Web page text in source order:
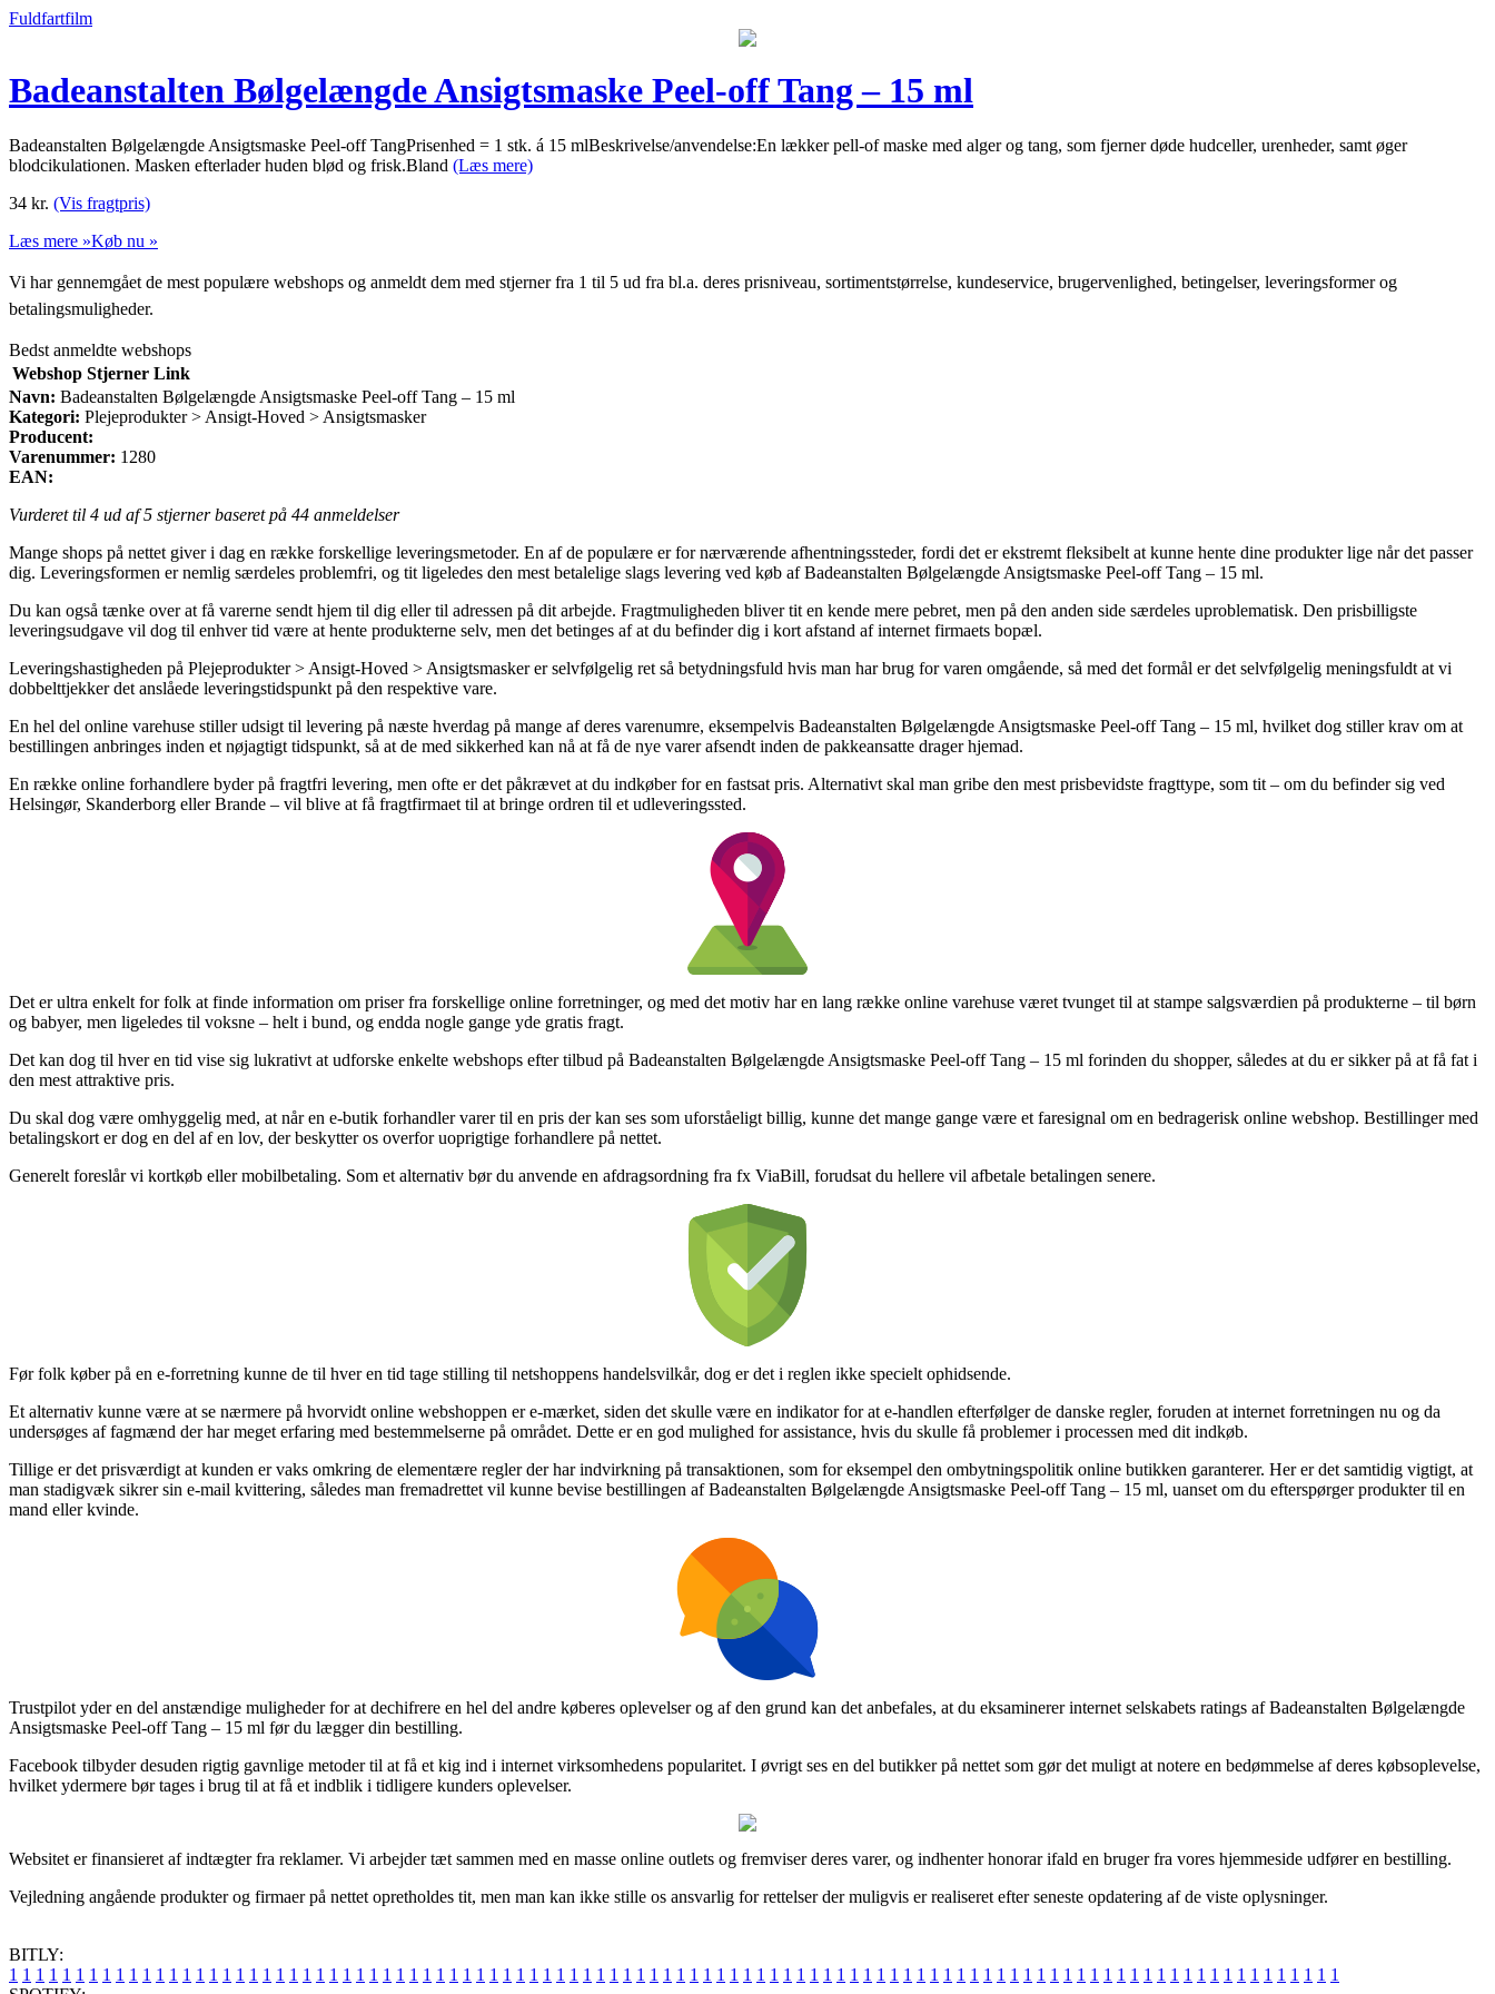
Fuldfartfilm
Badeanstalten Bølgelængde Ansigtsmaske Peel-off Tang – 15 ml
Badeanstalten Bølgelængde Ansigtsmaske Peel-off TangPrisenhed = 1 stk. á 15 mlBeskrivelse/anvendelse:En lækker pell-of maske med alger og tang, som fjerner døde hudceller, urenheder, samt øger
blodcikulationen. Masken efterlader huden blød og frisk.Bland (Læs mere)
34 kr. (Vis fragtpris)
Læs mere »Køb nu »
Vi har gennemgået de mest populære webshops og anmeldt dem med stjerner fra 1 til 5 ud fra bl.a. deres prisniveau, sortimentstørrelse, kundeservice, brugervenlighed, betingelser, leveringsformer og
betalingsmuligheder.
Bedst anmeldte webshops
Webshop Stjerner Link
Navn: Badeanstalten Bølgelængde Ansigtsmaske Peel-off Tang – 15 ml
Kategori: Plejeprodukter > Ansigt-Hoved > Ansigtsmasker
Producent:
Varenummer: 1280
EAN:
Vurderet til 4 ud af 5 stjerner baseret på 44 anmeldelser
Mange shops på nettet giver i dag en række forskellige leveringsmetoder. En af de populære er for nærværende afhentningssteder, fordi det er ekstremt fleksibelt at kunne hente dine produkter lige når det passer
dig. Leveringsformen er nemlig særdeles problemfri, og tit ligeledes den mest betalelige slags levering ved køb af Badeanstalten Bølgelængde Ansigtsmaske Peel-off Tang – 15 ml.
Du kan også tænke over at få varerne sendt hjem til dig eller til adressen på dit arbejde. Fragtmuligheden bliver tit en kende mere pebret, men på den anden side særdeles uproblematisk. Den prisbilligste
leveringsudgave vil dog til enhver tid være at hente produkterne selv, men det betinges af at du befinder dig i kort afstand af internet firmaets bopæl.
Leveringshastigheden på Plejeprodukter > Ansigt-Hoved > Ansigtsmasker er selvfølgelig ret så betydningsfuld hvis man har brug for varen omgående, så med det formål er det selvfølgelig meningsfuldt at vi
dobbelttjekker det anslåede leveringstidspunkt på den respektive vare.
En hel del online varehuse stiller udsigt til levering på næste hverdag på mange af deres varenumre, eksempelvis Badeanstalten Bølgelængde Ansigtsmaske Peel-off Tang – 15 ml, hvilket dog stiller krav om at
bestillingen anbringes inden et nøjagtigt tidspunkt, så at de med sikkerhed kan nå at få de nye varer afsendt inden de pakkeansatte drager hjemad.
En række online forhandlere byder på fragtfri levering, men ofte er det påkrævet at du indkøber for en fastsat pris. Alternativt skal man gribe den mest prisbevidste fragttype, som tit – om du befinder sig ved
Helsingør, Skanderborg eller Brande – vil blive at få fragtfirmaet til at bringe ordren til et udleveringssted.
Det er ultra enkelt for folk at finde information om priser fra forskellige online forretninger, og med det motiv har en lang række online varehuse været tvunget til at stampe salgsværdien på produkterne – til børn
og babyer, men ligeledes til voksne – helt i bund, og endda nogle gange yde gratis fragt.
Det kan dog til hver en tid vise sig lukrativt at udforske enkelte webshops efter tilbud på Badeanstalten Bølgelængde Ansigtsmaske Peel-off Tang – 15 ml forinden du shopper, således at du er sikker på at få fat i
den mest attraktive pris.
Du skal dog være omhyggelig med, at når en e-butik forhandler varer til en pris der kan ses som uforståeligt billig, kunne det mange gange være et faresignal om en bedragerisk online webshop. Bestillinger med
betalingskort er dog en del af en lov, der beskytter os overfor uoprigtige forhandlere på nettet.
Generelt foreslår vi kortkøb eller mobilbetaling. Som et alternativ bør du anvende en afdragsordning fra fx ViaBill, forudsat du hellere vil afbetale betalingen senere.
Før folk køber på en e-forretning kunne de til hver en tid tage stilling til netshoppens handelsvilkår, dog er det i reglen ikke specielt ophidsende.
Et alternativ kunne være at se nærmere på hvorvidt online webshoppen er e-mærket, siden det skulle være en indikator for at e-handlen efterfølger de danske regler, foruden at internet forretningen nu og da
undersøges af fagmænd der har meget erfaring med bestemmelserne på området. Dette er en god mulighed for assistance, hvis du skulle få problemer i processen med dit indkøb.
Tillige er det prisværdigt at kunden er vaks omkring de elementære regler der har indvirkning på transaktionen, som for eksempel den ombytningspolitik online butikken garanterer. Her er det samtidig vigtigt, at
man stadigvæk sikrer sin e-mail kvittering, således man fremadrettet vil kunne bevise bestillingen af Badeanstalten Bølgelængde Ansigtsmaske Peel-off Tang – 15 ml, uanset om du efterspørger produkter til en
mand eller kvinde.
Trustpilot yder en del anstændige muligheder for at dechifrere en hel del andre køberes oplevelser og af den grund kan det anbefales, at du eksaminerer internet selskabets ratings af Badeanstalten Bølgelængde
Ansigtsmaske Peel-off Tang – 15 ml før du lægger din bestilling.
Facebook tilbyder desuden rigtig gavnlige metoder til at få et kig ind i internet virksomhedens popularitet. I øvrigt ses en del butikker på nettet som gør det muligt at notere en bedømmelse af deres købsoplevelse,
hvilket ydermere bør tages i brug til at få et indblik i tidligere kunders oplevelser.
Websitet er finansieret af indtægter fra reklamer. Vi arbejder tæt sammen med en masse online outlets og fremviser deres varer, og indhenter honorar ifald en bruger fra vores hjemmeside udfører en bestilling.
Vejledning angående produkter og firmaer på nettet opretholdes tit, men man kan ikke stille os ansvarlig for rettelser der muligvis er realiseret efter seneste opdatering af de viste oplysninger.
BITLY:
1 1 1 1 1 1 1 1 1 1 1 1 1 1 1 1 1 1 1 1 1 1 1 1 1 1 1 1 1 1 1 1 1 1 1 1 1 1 1 1 1 1 1 1 1 1 1 1 1 1 1 1 1 1 1 1 1 1 1 1 1 1 1 1 1 1 1 1 1 1 1 1 1 1 1 1 1 1 1 1 1 1 1 1 1 1 1 1 1 1 1 1 1 1 1 1 1 1 1 1